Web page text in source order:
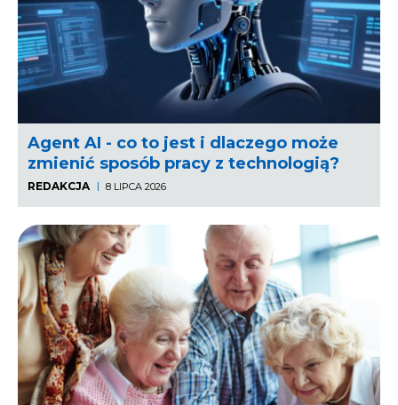
Agent AI - co to jest i dlaczego może
zmienić sposób pracy z technologią?
REDAKCJA 8 LIPCA 2026